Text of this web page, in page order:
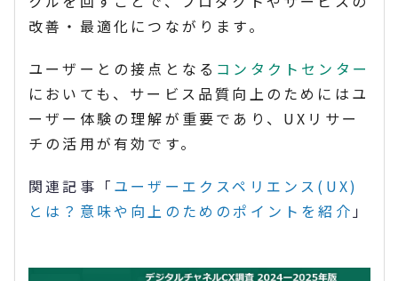
改善・最適化につながります。
ユーザーとの接点となる コンタクトセンター
においても、サービス品質向上のためにはユ
ーザー体験の理解が重要であり、UXリサー
チの活用が有効です。
関連記事「 ユーザーエクスペリエンス(UX)
とは？意味や向上のためのポイントを紹介」